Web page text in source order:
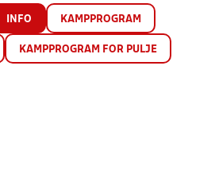
INFO KAMPPROGRAM
KAMPPROGRAM FOR PULJE